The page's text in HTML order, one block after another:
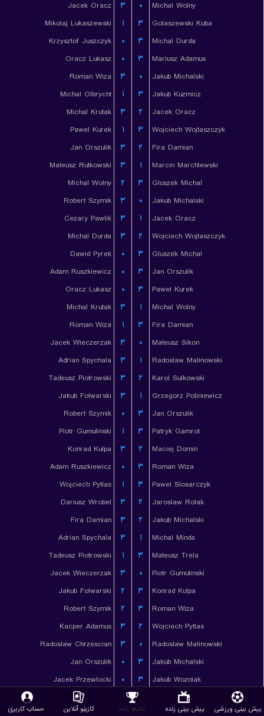
Jacek Oracz
۳ ۰
Michal Wolny
Mikolaj Lukaszewski
۱ ۳
Golaszewski Kuba
Krzysztof Juszczyk
۰ ۳
Michal Durda
Oracz Lukasz
۰ ۳
Mariusz Adamus
Roman Wiza
۳ ۰
Jakub Michalski
Michal Olbrycht
۱ ۳
Jakub Kuzmicz
Michal Krutak
۳ ۲
Jacek Oracz
Pawel Kurek
۱ ۳
Wojciech Wojtaszczyk
Jan Orszulik
۳ ۲
Fira Damian
Mateusz Rutkowski
۳ ۱
Marcin Marchlewski
Michal Wolny
۲ ۳
Gluszek Michal
Robert Szymik
۳ ۰
Jakub Michalski
Cezary Pawlik
۳ ۱
Jacek Oracz
Michal Durda
۳ ۲
Wojciech Wojtaszczyk
Dawid Pyrek
۰ ۳
Gluszek Michal
Adam Ruszkiewicz
۰ ۳
Jan Orszulik
Oracz Lukasz
۰ ۳
Pawel Kurek
Michal Krutak
۳ ۱
Michal Wolny
Roman Wiza
۱ ۳
Fira Damian
Jacek Wieczerzak
۳ ۰
Mateusz Sikon
Adrian Spychala
۳ ۱
Radoslaw Malinowski
Tadeusz Piotrowski
۳ ۲
Karol Sulkowski
Jakub Folwarski
۳ ۱
Grzegorz Poliniewicz
Robert Szymik
۰ ۳
Jan Orszulik
Piotr Gumulinski
۱ ۳
Patryk Gamrot
Konrad Kulpa
۳ ۲
Maciej Domin
Adam Ruszkiewicz
۰ ۳
Roman Wiza
Wojciech Pytlas
۱ ۳
Pawel Slosarczyk
Dariusz Wrobel
۳ ۲
Jaroslaw Rolak
Fira Damian
۳ ۲
Jakub Michalski
Adrian Spychala
۳ ۱
Michal Minda
Tadeusz Piotrowski
۱ ۳
Mateusz Trela
Jacek Wieczerzak
۳ ۰
Piotr Gumulinski
Jakub Folwarski
۲ ۳
Konrad Kulpa
Robert Szymik
۲ ۳
Roman Wiza
Kacper Adamus
۳ ۲
Wojciech Pytlas
Radoslaw Chrzescian
۳ ۰
Radoslaw Malinowski
Jan Orszulik
۰ ۳
Jakub Michalski
Jacek Przewlocki
۰ ۳
Jakub Wozniak
Jakub Nowak
Vincenec Oliver
پیش بینی ورزشی پیش بینی زنده نتایج زنده کازینو آنلاین حساب کاربری